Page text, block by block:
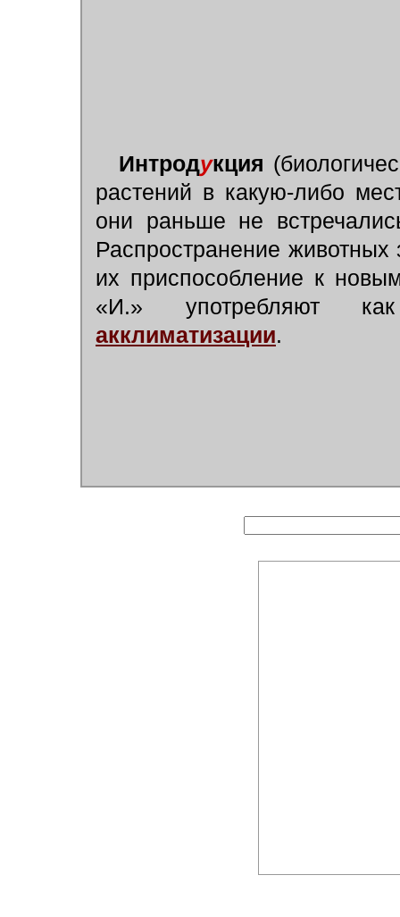
Интродукция
растений в какую-либо
они раньше не
Распространение
их приспособление к
«И.» употребляют
акклиматизации.